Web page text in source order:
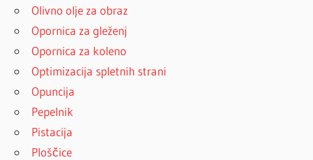
Olivno olje za obraz
Opornica za gleženj
Opornica za koleno
Optimizacija spletnih strani
Opuncija
Pepelnik
Pistacija
Ploščice